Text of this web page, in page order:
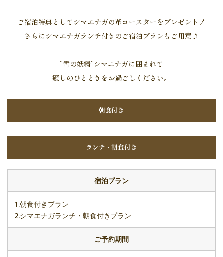
ご宿泊特典としてシマエナガの革コースターをプレゼント！
さらにシマエナガランチ付きのご宿泊プランもご用意♪
“雪の妖精”シマエナガに囲まれて
癒しのひとときをお過ごしください。
朝食付き
ランチ・朝食付き
宿泊プラン
1.朝食付きプラン
2.シマエナガランチ・朝食付きプラン
ご予約期間